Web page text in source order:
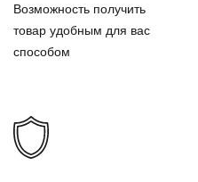
Возможность получить
товар удобным для вас
способом